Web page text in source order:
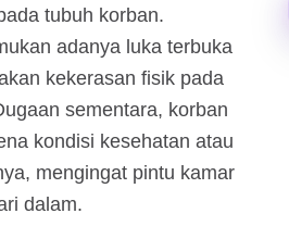
tubuh korban.
adanya luka terbuka
kekerasan fisik pada
sementara, korban
kondisi kesehatan atau
mengingat pintu kamar
dalam.